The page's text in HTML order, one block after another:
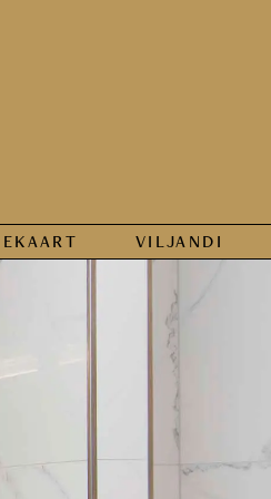
VILJANDI